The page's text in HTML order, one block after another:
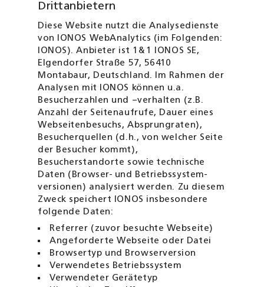
Drittanbietern
Diese Website nutzt die Analysedienste
von IONOS WebAnalytics (im Folgenden:
IONOS). Anbieter ist 1 & 1 IONOS SE,
Elgendorfer Straße 57, 56410
Montabaur, Deutschland. Im Rahmen der
Analysen mit IONOS können u.a.
Besucherzahlen und –verhalten (z.B.
Anzahl der Seitenaufrufe, Dauer eines
Webseitenbesuchs, Absprungraten),
Besucherquellen (d.h., von welcher Seite
der Besucher kommt),
Besucherstandorte sowie technische
Daten (Browser- und Betriebs­system­
versionen) analysiert werden. Zu diesem
Zweck speichert IONOS insbesondere
folgende Daten:
Referrer (zuvor besuchte Webseite)
Angeforderte Webseite oder Datei
Browsertyp und Browserversion
Verwendetes Betriebssystem
Verwendeter Gerätetyp